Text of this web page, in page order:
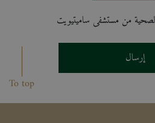
من مستشفى ساميتيويت
إرسال
To top